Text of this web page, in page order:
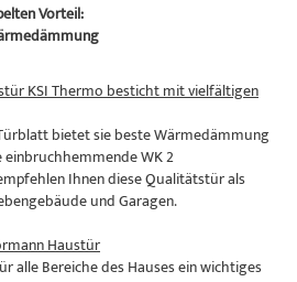
Vorteil:
KSI Thermo besticht mit vielfältigen
bietet sie beste Wärmedämmung
WK 2
Ihnen diese Qualitätstür als
und Garagen.
Haustür
alle Bereiche des Hauses ein wichtiges